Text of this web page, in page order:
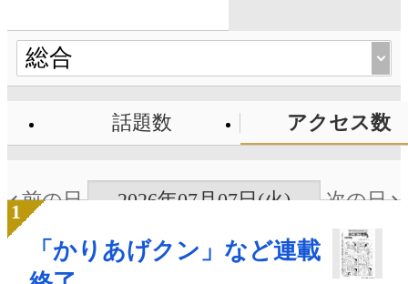
話題数 アクセス数
前の日 2026年07月07日(火) 次の日
「かりあげクン」など連載